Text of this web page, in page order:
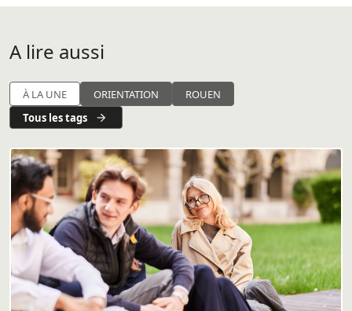
A lire aussi
À LA UNE ORIENTATION
ROUEN
Tous les tags